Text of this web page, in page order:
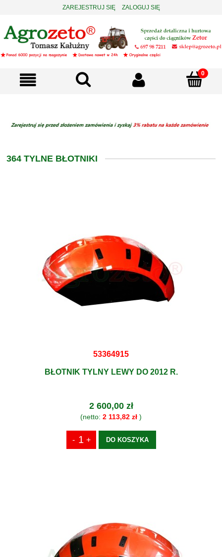
ZAREJESTRUJ SIĘ ZALOGUJ SIĘ
364 TYLNE BŁOTNIKI
53364915
BŁOTNIK TYLNY LEWY DO 2012 R.
2 600,00 zł
(netto: 2 113,82 zł )
DO KOSZYKA